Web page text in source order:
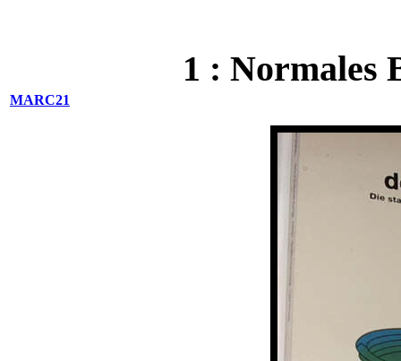
1 : Normales
MARC21